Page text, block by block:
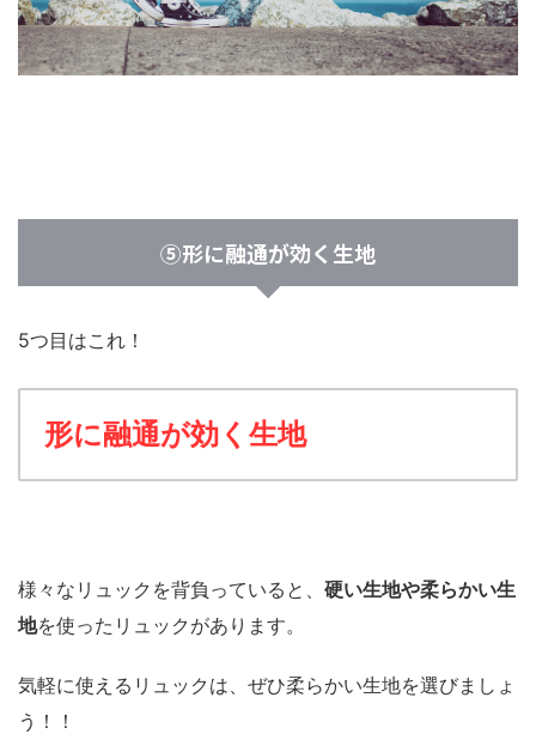
⑤形に融通が効く生地
5つ目はこれ！
形に融通が効く生地
様々なリュックを背負っていると、 硬い生地や柔らかい生
地を使ったリュックがあります。
気軽に使えるリュックは、ぜひ柔らかい生地を選びましょ
う！！